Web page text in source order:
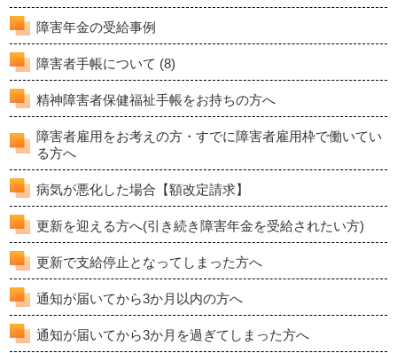
障害年金の受給事例
障害者手帳について (8)
精神障害者保健福祉手帳をお持ちの方へ
障害者雇用をお考えの方・すでに障害者雇用枠で働いてい
る方へ
病気が悪化した場合【額改定請求】
更新を迎える方へ(引き続き障害年金を受給されたい方)
更新で支給停止となってしまった方へ
通知が届いてから3か月以内の方へ
通知が届いてから3か月を過ぎてしまった方へ